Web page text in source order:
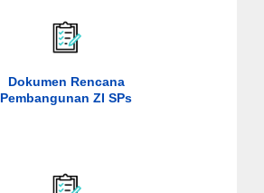
Dokumen Rencana
Pembangunan ZI SPs